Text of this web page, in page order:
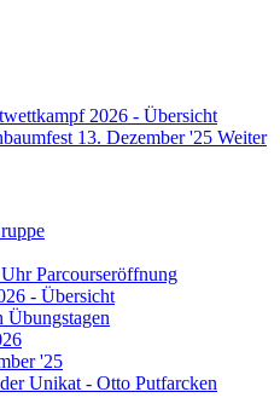
2026 - Übersicht
13. Dezember '25 Weiter
Parcourseröffnung
- Übersicht
Übungstagen
'25
Unikat - Otto Putfarcken